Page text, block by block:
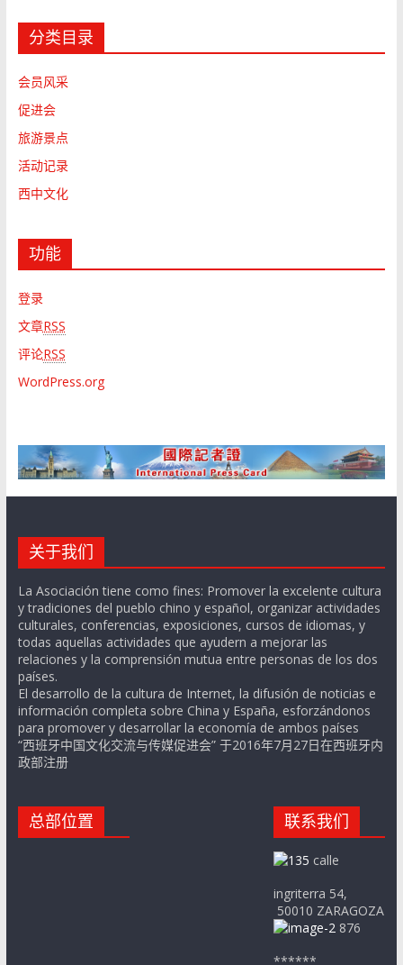
分类目录
会员风采
促进会
旅游景点
活动记录
西中文化
功能
登录
文章RSS
评论RSS
WordPress.org
关于我们
La Asociación tiene como fines: Promover la excelente cultura
y tradiciones del pueblo chino y español, organizar actividades
culturales, conferencias, exposiciones, cursos de idiomas, y
todas aquellas actividades que ayudern a mejorar las
relaciones y la comprensión mutua entre personas de los dos
países.
El desarrollo de la cultura de Internet, la difusión de noticias e
información completa sobre China y España, esforzándonos
para promover y desarrollar la economía de ambos países
“西班牙中国文化交流与传媒促进会” 于2016年7月27日在西班牙内
政部注册
总部位置 联系我们
calle
ingriterra 54,
50010 ZARAGOZA
876
******